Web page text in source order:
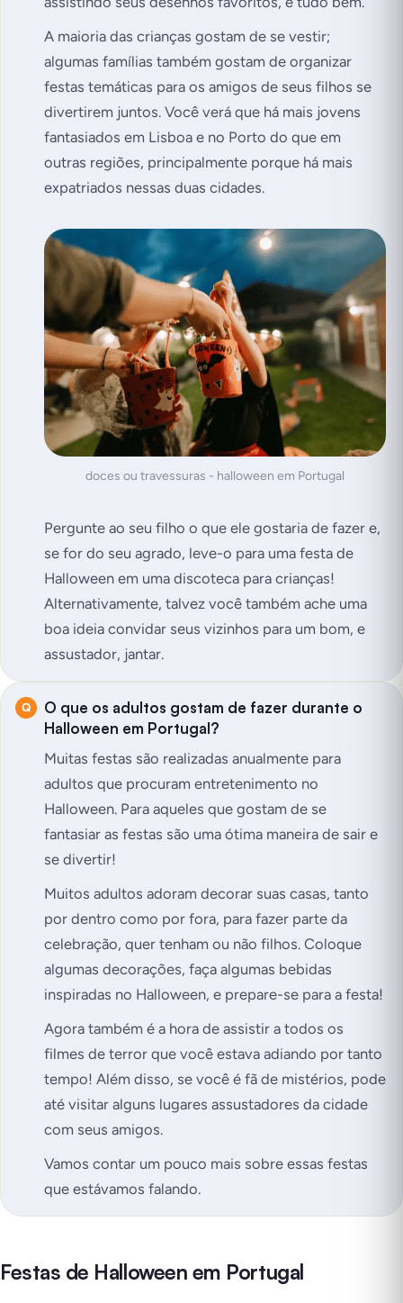
A maioria das crianças gostam de se vestir;
algumas famílias também gostam de organizar
festas temáticas para os amigos de seus filhos se
divertirem juntos. Você verá que há mais jovens
fantasiados em Lisboa e no Porto do que em
outras regiões, principalmente porque há mais
expatriados nessas duas cidades.
doces ou travessuras - halloween em Portugal
Pergunte ao seu filho o que ele gostaria de fazer e,
se for do seu agrado, leve-o para uma festa de
Halloween em uma discoteca para crianças!
Alternativamente, talvez você também ache uma
boa ideia convidar seus vizinhos para um bom, e
assustador, jantar.
O que os adultos gostam de fazer durante o
Halloween em Portugal?
Muitas festas são realizadas anualmente para
adultos que procuram entretenimento no
Halloween. Para aqueles que gostam de se
fantasiar as festas são uma ótima maneira de sair e
se divertir!
Muitos adultos adoram decorar suas casas, tanto
por dentro como por fora, para fazer parte da
celebração, quer tenham ou não filhos. Coloque
algumas decorações, faça algumas bebidas
inspiradas no Halloween, e prepare-se para a festa!
Agora também é a hora de assistir a todos os
filmes de terror que você estava adiando por tanto
tempo! Além disso, se você é fã de mistérios, pode
até visitar alguns lugares assustadores da cidade
com seus amigos.
Vamos contar um pouco mais sobre essas festas
que estávamos falando.
Festas de Halloween em Portugal